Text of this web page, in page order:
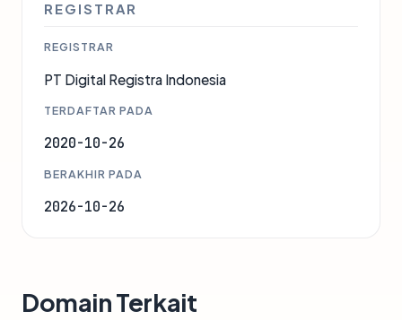
REGISTRAR
REGISTRAR
PT Digital Registra Indonesia
TERDAFTAR PADA
2020-10-26
BERAKHIR PADA
2026-10-26
Domain Terkait